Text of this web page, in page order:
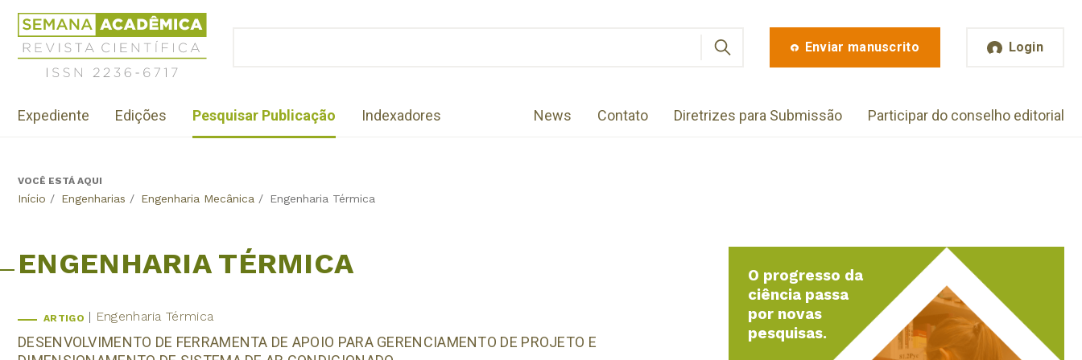
Jump
navigation
Revista
Científica
Semana
Acadêmica
2236-
Enviar manuscrito Login
Menu
institutional
Expediente Edições Pesquisar Publicação Indexadores News Contato Diretrizes para Submissão Participar do conselho editorial
BackVOCÊ ESTÁ AQUI
Início / Engenharias / Engenharia Mecânica / Engenharia Térmica
ENGENHARIA TÉRMICA
ARTIGO Engenharia Térmica
DESENVOLVIMENTO DE FERRAMENTA DE APOIO PARA GERENCIAMENTO DE PROJETO E
O progresso da
ciência passa
por novas
pesquisas.